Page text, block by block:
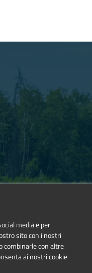
media e per
sito con i nostri
combinarle con altre
ai nostri cookie